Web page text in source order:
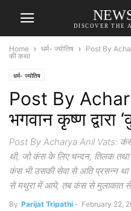
DISCOVER THE
Home धर्म- ज्योतिष
Post By
की कथा
धर्म- ज्योतिष
Post By
भगवान कृष्ण द्वारा
Post By Acharya Anil Vats: कंस
थी, जो कंस के लिए चन्दन, तिलक तथा
कंस भी उसकी सेवा से अति प्रसन्न
से मथुरा में आये, तब कंस से मुलाकात से
By Parijat Tripathi - February 22,